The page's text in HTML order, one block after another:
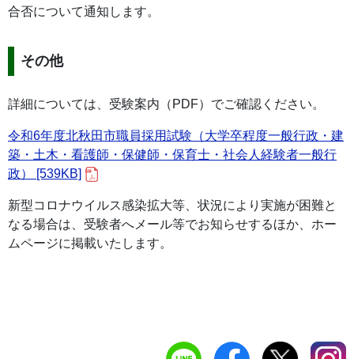
合否について通知します。
その他
詳細については、受験案内（PDF）でご確認ください。
令和6年度北秋田市職員採用試験（大学卒程度一般行政・建
築・土木・看護師・保健師・保育士・社会人経験者一般行
政） [539KB]
新型コロナウイルス感染拡大等、状況により実施が困難と
なる場合は、受験者へメール等でお知らせするほか、ホー
ムページに掲載いたします。